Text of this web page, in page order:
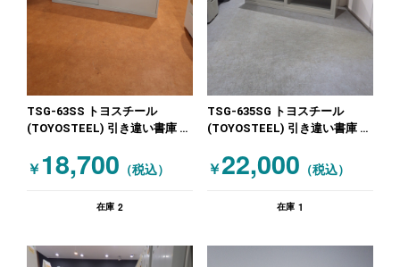
TSG-63SS トヨスチール
(TOYOSTEEL) 引き違い書庫 札
￥ 18,700 （税込）
在庫 2
TSG-635SG トヨスチール
(TOYOSTEEL) 引き違い書庫 札
￥22,000 （税込）
在庫 1